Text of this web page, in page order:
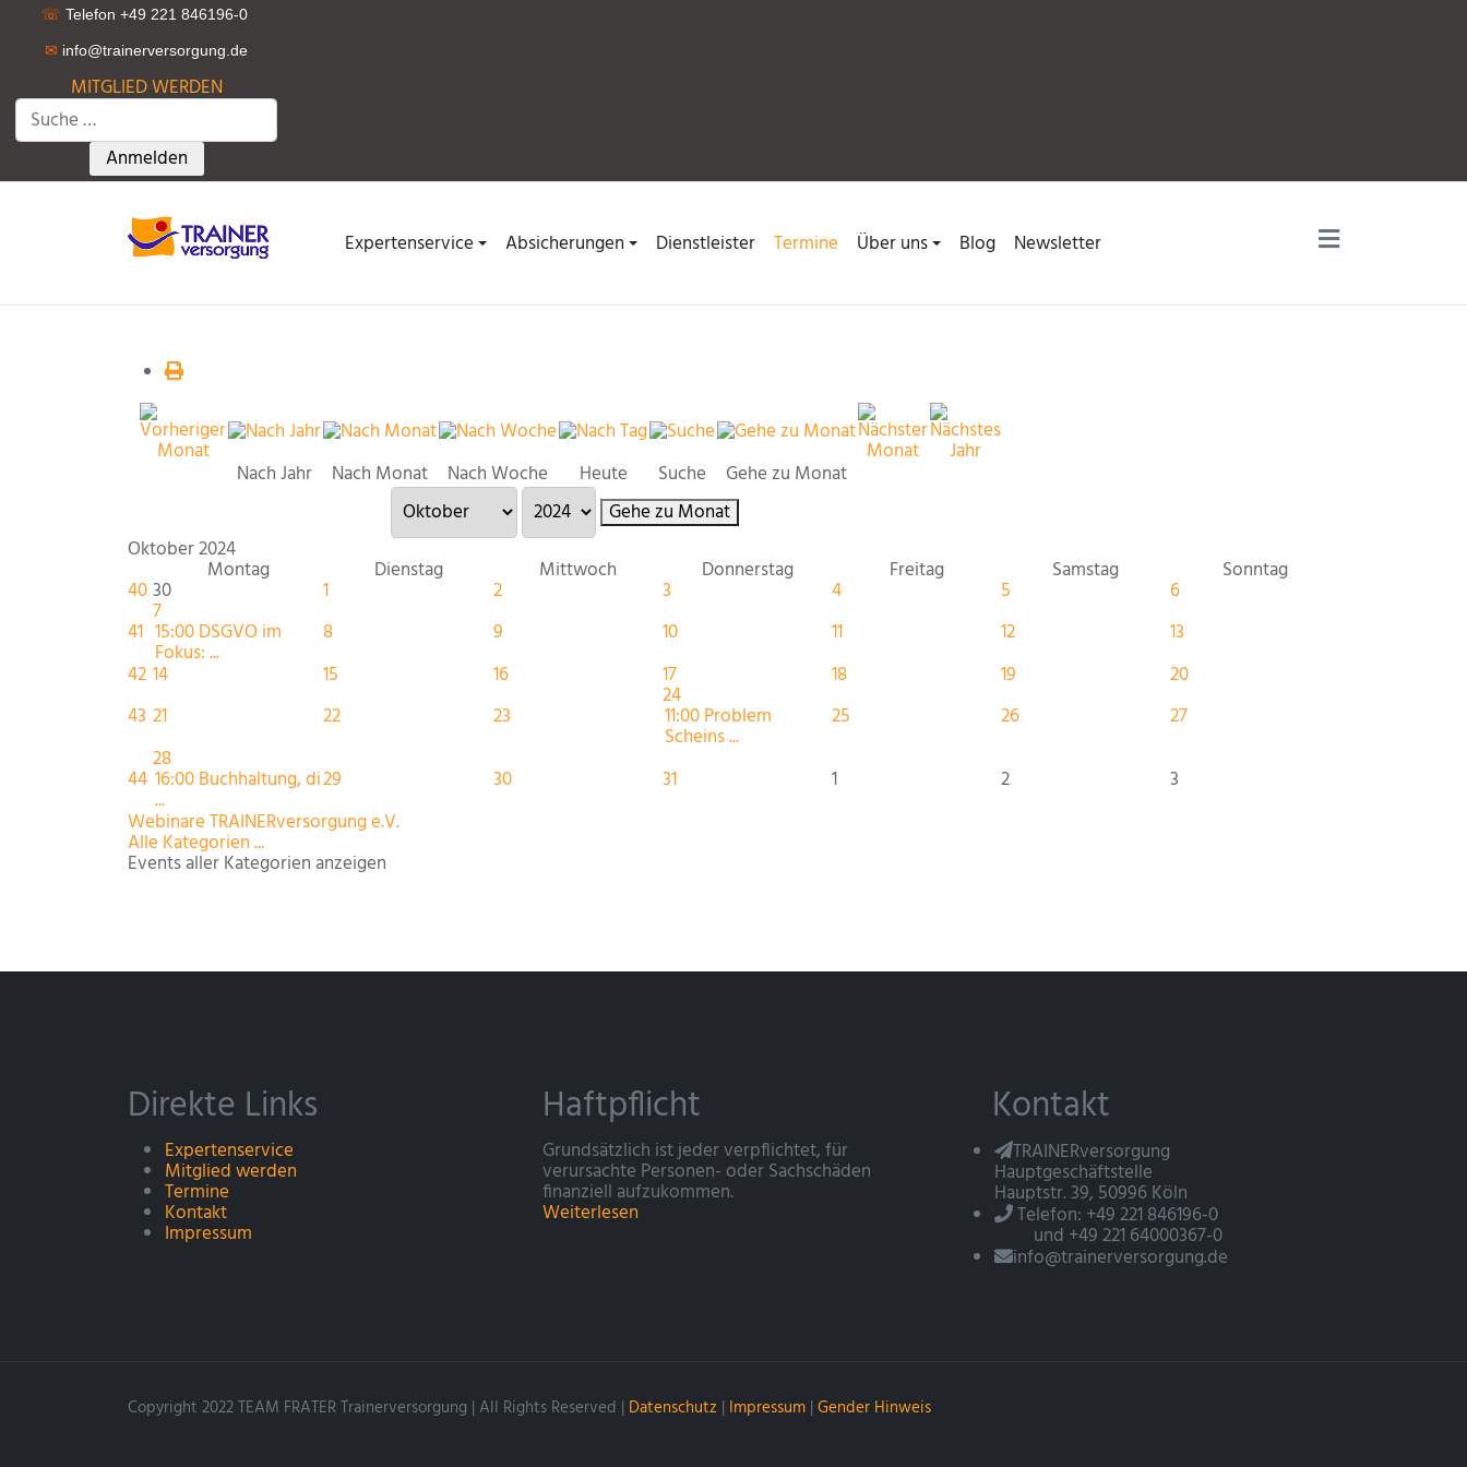
☏ Telefon +49 221 846196-0
✉ info@trainerversorgung.de
MITGLIED WERDEN
Suchen
Type 2 or more characters for results.
Anmelden
Expertenservice Absicherungen Dienstleister Termine Über uns Blog Newsletter
Nach Jahr Nach Monat Nach Woche Heute Suche
Gehe zu Monat
Gehe zu Monat
Oktober 2024
Montag Dienstag Mittwoch Donnerstag Freitag Samstag Sonntag
4030 1 2 3 4 5
6
41
7
15:00 DSGVO im
Fokus: ...
8 9 10 11 12
13
42 14 15 16 17 18 19
20
43 21 22 23
24
11:00 Problem
Scheins ...
25 26 27
44
28
16:00 Buchhaltung, di
...
29 30 31 1 2
3
Webinare TRAINERversorgung e.V.
Alle Kategorien ...
Events aller Kategorien anzeigen
Direkte Links
Expertenservice
Mitglied werden
Termine
Kontakt
Impressum
Haftpflicht
Grundsätzlich ist jeder verpflichtet, für
verursachte Personen- oder Sachschäden
finanziell aufzukommen.
Weiterlesen
Kontakt
TRAINERversorgung
Hauptgeschäftstelle
Hauptstr. 39, 50996 Köln
Telefon: +49 221 846196-0
und +49 221 64000367-0
info@trainerversorgung.de
Copyright 2022 TEAM FRATER Trainerversorgung | All Rights Reserved | Datenschutz | Impressum | Gender Hinweis